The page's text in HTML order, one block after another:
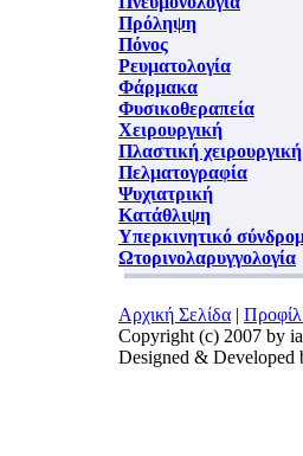
Πρόληψη
Πόνος
Ρευματολογία
Φάρμακα
Φυσικοθεραπεία
Χειρουργική
Πλαστική χειρουργική
Πελματογραφία
Ψυχιατρική
Κατάθλιψη
Υπερκινητικό
Ωτορινολαρυγγολογία
Αρχική Σελίδα |
Copyright (c) 2007 by
Designed & Developed